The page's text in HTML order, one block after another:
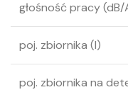
głośność pracy (dB/
poj. zbiornika (l)
poj. zbiornika na